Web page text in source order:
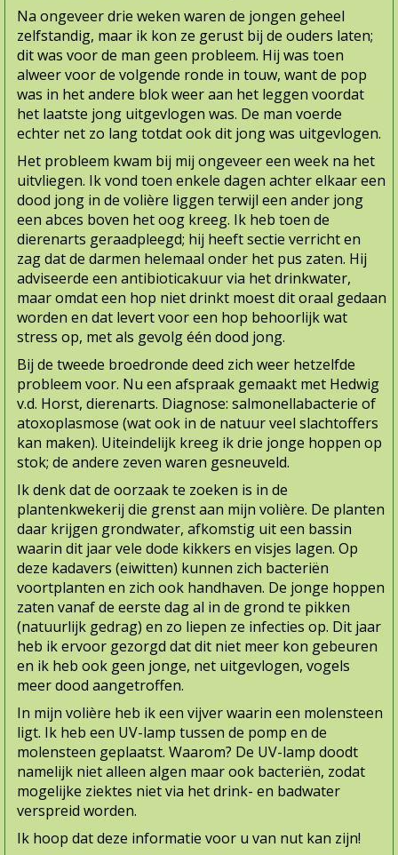
Na ongeveer drie weken waren de jongen geheel
zelfstandig, maar ik kon ze gerust bij de ouders laten;
dit was voor de man geen probleem. Hij was toen
alweer voor de volgende ronde in touw, want de pop
was in het andere blok weer aan het leggen voordat
het laatste jong uitgevlogen was. De man voerde
echter net zo lang totdat ook dit jong was uitgevlogen.
Het probleem kwam bij mij ongeveer een week na het
uitvliegen. Ik vond toen enkele dagen achter elkaar een
dood jong in de volière liggen terwijl een ander jong
een abces boven het oog kreeg. Ik heb toen de
dierenarts geraadpleegd; hij heeft sectie verricht en
zag dat de darmen helemaal onder het pus zaten. Hij
adviseerde een antibioticakuur via het drinkwater,
maar omdat een hop niet drinkt moest dit oraal gedaan
worden en dat levert voor een hop behoorlijk wat
stress op, met als gevolg één dood jong.
Bij de tweede broedronde deed zich weer hetzelfde
probleem voor. Nu een afspraak gemaakt met Hedwig
v.d. Horst, dierenarts. Diagnose: salmonellabacterie of
atoxoplasmose (wat ook in de natuur veel slachtoffers
kan maken). Uiteindelijk kreeg ik drie jonge hoppen op
stok; de andere zeven waren gesneuveld.
Ik denk dat de oorzaak te zoeken is in de
plantenkwekerij die grenst aan mijn volière. De planten
daar krijgen grondwater, afkomstig uit een bassin
waarin dit jaar vele dode kikkers en visjes lagen. Op
deze kadavers (eiwitten) kunnen zich bacteriën
voortplanten en zich ook handhaven. De jonge hoppen
zaten vanaf de eerste dag al in de grond te pikken
(natuurlijk gedrag) en zo liepen ze infecties op. Dit jaar
heb ik ervoor gezorgd dat dit niet meer kon gebeuren
en ik heb ook geen jonge, net uitgevlogen, vogels
meer dood aangetroffen.
In mijn volière heb ik een vijver waarin een molensteen
ligt. Ik heb een UV-lamp tussen de pomp en de
molensteen geplaatst. Waarom? De UV-lamp doodt
namelijk niet alleen algen maar ook bacteriën, zodat
mogelijke ziektes niet via het drink- en badwater
verspreid worden.
Ik hoop dat deze informatie voor u van nut kan zijn!